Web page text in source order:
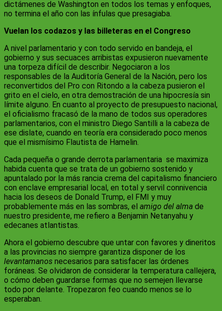
dictámenes de Washington en todos los temas y enfoques,
no termina el año con las ínfulas que presagiaba.
Vuelan los codazos y las billeteras en el Congreso
A nivel parlamentario y con todo servido en bandeja, el
gobierno y sus secuaces arribistas expusieron nuevamente
una torpeza difícil de describir. Negociaron a los
responsables de la Auditoría General de la Nación, pero los
reconvertidos del Pro con Ritondo a la cabeza pusieron el
grito en el cielo, en otra demostración de una hipocresía sin
límite alguno. En cuanto al proyecto de presupuesto nacional,
el oficialismo fracasó de la mano de todos sus operadores
parlamentarios, con el ministro Diego Santilli a la cabeza de
ese dislate, cuando en teoría era considerado poco menos
que el mismísimo Flautista de Hamelin.
Cada pequeña o grande derrota parlamentaria se maximiza
habida cuenta que se trata de un gobierno sostenido y
apuntalado por la más rancia crema del capitalismo financiero
con enclave empresarial local, en total y servil connivencia
hacia los deseos de Donald Trump, el FMI y muy
probablemente más en las sombras, el amigo del alma de
nuestro presidente, me refiero a Benjamin Netanyahu y
edecanes atlantistas.
Ahora el gobierno descubre que untar con favores y dineritos
a las provincias no siempre garantiza disponer de los
levantamanos necesarios para satisfacer las órdenes
foráneas. Se olvidaron de considerar la temperatura callejera,
o cómo deben guardarse formas que no semejen llevarse
todo por delante. Tropezaron feo cuando menos se lo
esperaban.